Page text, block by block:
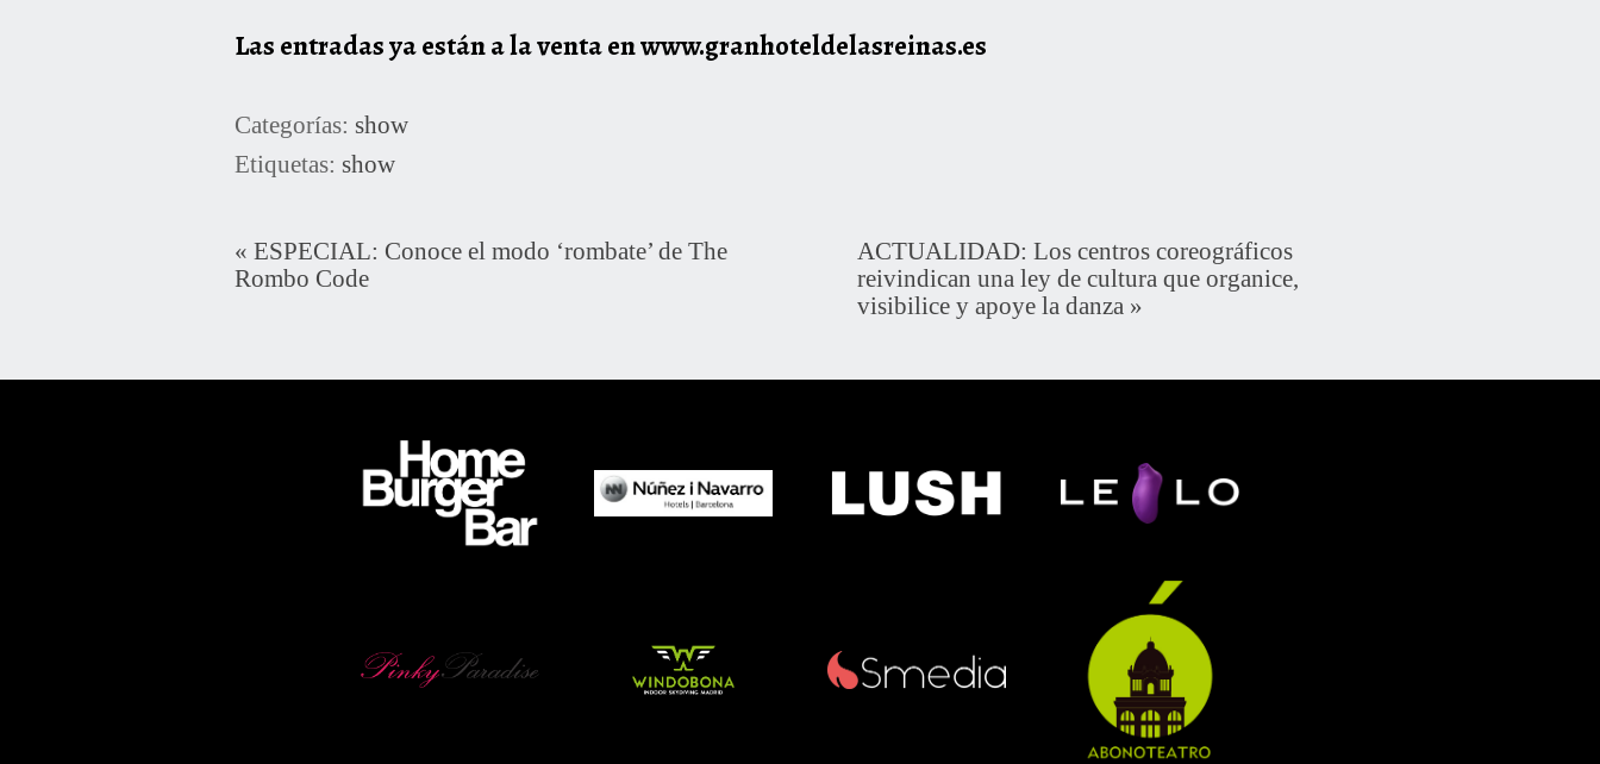
Las entradas ya están a la venta enwww.granhoteldelasreinas.es
Categorías: show
Etiquetas: show
« ESPECIAL: Conoce el modo ‘rombate’ de The
Rombo Code
ACTUALIDAD: Los centros coreográficos
reivindican una ley de cultura que organice,
visibilice y apoye la danza »